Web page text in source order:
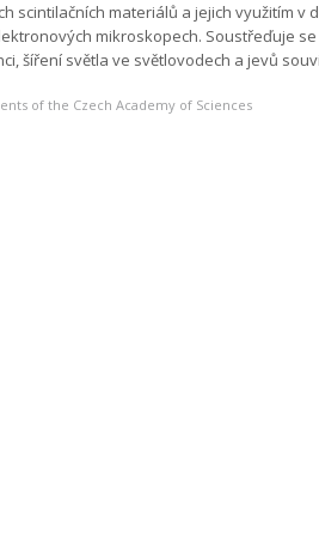
scintilačních materiálů a jejich využitím v
mikroskopech. Soustřeďuje
šíření světla ve světlovodech a jevů
of the Czech Academy of Sciences